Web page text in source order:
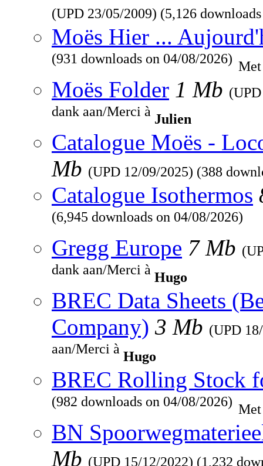
(UPD 23/05/2009) (5,126
Moës Hier ...
(931 downloads on 04/08/2026)
Moës Folder 1 Mb
dank aan/Merci à Julien
Catalogue Moës -
Mb (UPD 12/09/2025) (388
Catalogue Isothermos
(6,945 downloads on 04/08/2026)
Gregg Europe 7 Mb
dank aan/Merci à Hugo
BREC Data Sheets
Company) 3 Mb (UPD
aan/Merci à Hugo
BREC Rolling Stock
(982 downloads on 04/08/2026)
BN
Mb (UPD 15/12/2022) (1,232